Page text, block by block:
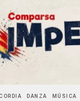
DANZA MÚSICA